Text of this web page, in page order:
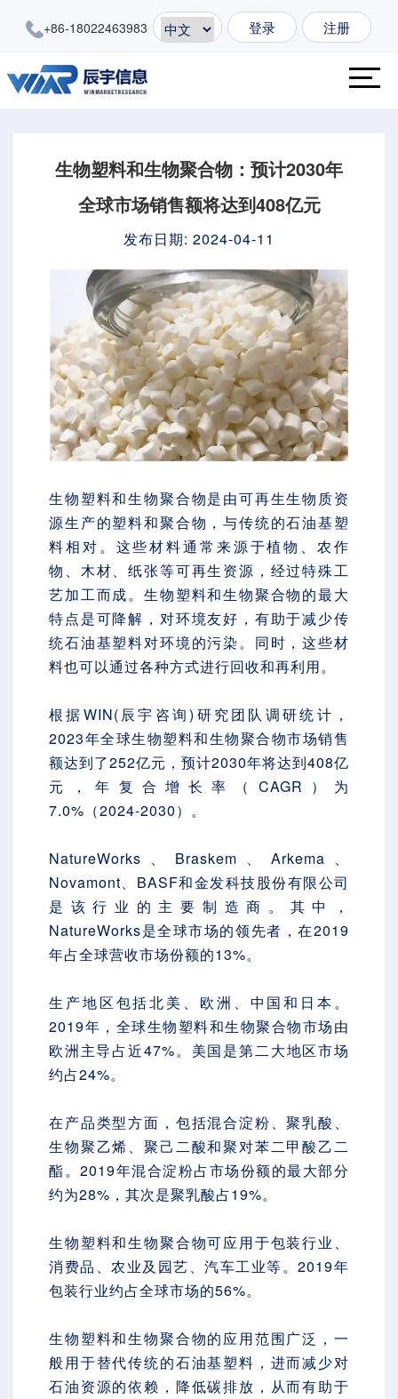
+86-18022463983 登录 注册
生物塑料和生物聚合物：预计2030年
全球市场销售额将达到408亿元
发布日期: 2024-04-11
生物塑料和生物聚合物是由可再生生物质资
源生产的塑料和聚合物，与传统的石油基塑
料相对。这些材料通常来源于植物、农作
物、木材、纸张等可再生资源，经过特殊工
艺加工而成。生物塑料和生物聚合物的最大
特点是可降解，对环境友好，有助于减少传
统石油基塑料对环境的污染。同时，这些材
料也可以通过各种方式进行回收和再利用。
根据WIN(辰宇咨询)研究团队调研统计，
2023年全球生物塑料和生物聚合物市场销售
额达到了252亿元，预计2030年将达到408亿
元，年复合增长率（CAGR）为
7.0%（2024-2030）。
NatureWorks、Braskem、Arkema、
Novamont、BASF和金发科技股份有限公司
是该行业的主要制造商。其中，
NatureWorks是全球市场的领先者，在2019
年占全球营收市场份额的13%。
生产地区包括北美、欧洲、中国和日本。
2019年，全球生物塑料和生物聚合物市场由
欧洲主导占近47%。美国是第二大地区市场
约占24%。
在产品类型方面，包括混合淀粉、聚乳酸、
生物聚乙烯、聚己二酸和聚对苯二甲酸乙二
酯。2019年混合淀粉占市场份额的最大部分
约为28%，其次是聚乳酸占19%。
生物塑料和生物聚合物可应用于包装行业、
消费品、农业及园艺、汽车工业等。2019年
包装行业约占全球市场的56%。
生物塑料和生物聚合物的应用范围广泛，一
般用于替代传统的石油基塑料，进而减少对
石油资源的依赖，降低碳排放，从而有助于